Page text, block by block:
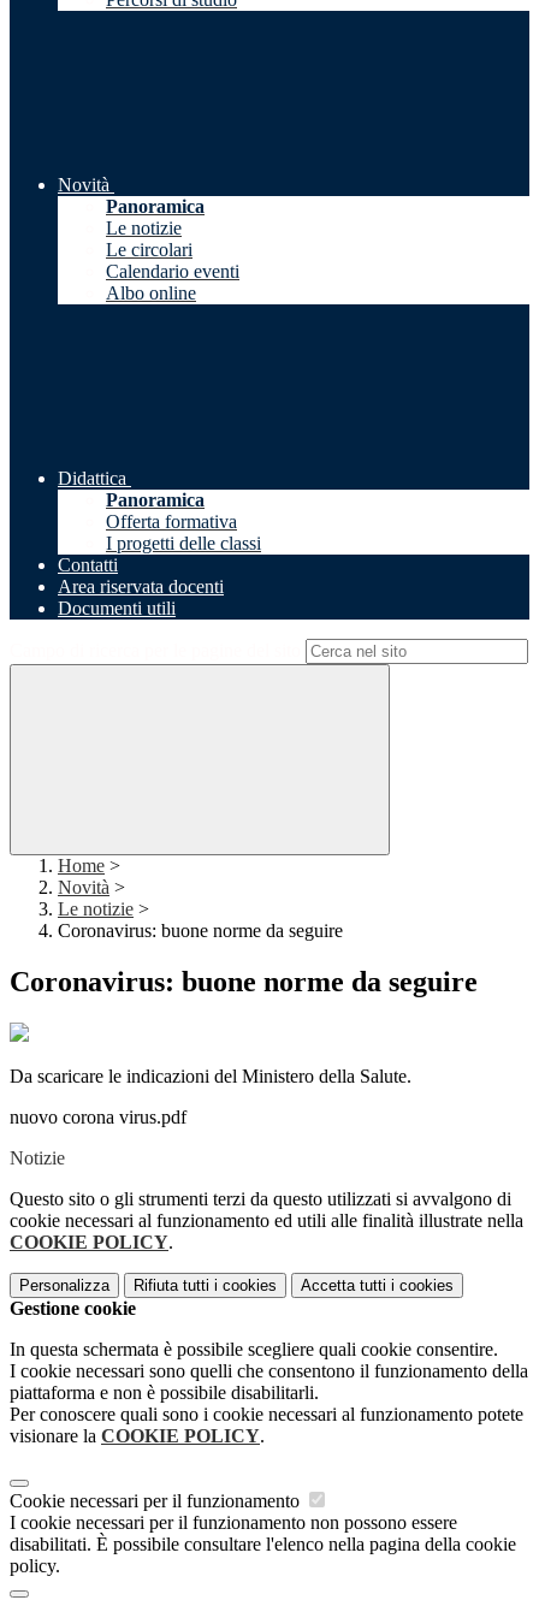
Novità
Panoramica
Le notizie
Le circolari
Calendario eventi
Albo online
Didattica
Panoramica
Offerta formativa
I progetti delle classi
Contatti
Area riservata docenti
Documenti utili
Home >
Novità >
Le notizie >
Coronavirus: buone norme da seguire
Coronavirus: buone norme da seguire
Da scaricare le indicazioni del Ministero della Salute.
nuovo corona virus.pdf
Notizie
Questo sito o gli strumenti terzi da questo utilizzati si avvalgono di
cookie necessari al funzionamento ed utili alle finalità illustrate nella
COOKIE POLICY.
Personalizza Rifiuta tutti i cookies Accetta tutti i cookies
Gestione cookie
In questa schermata è possibile scegliere quali cookie consentire.
I cookie necessari sono quelli che consentono il funzionamento della
piattaforma e non è possibile disabilitarli.
Per conoscere quali sono i cookie necessari al funzionamento potete
visionare la COOKIE POLICY.
Cookie necessari per il funzionamento
I cookie necessari per il funzionamento non possono essere
disabilitati. È possibile consultare l'elenco nella pagina della cookie
policy.